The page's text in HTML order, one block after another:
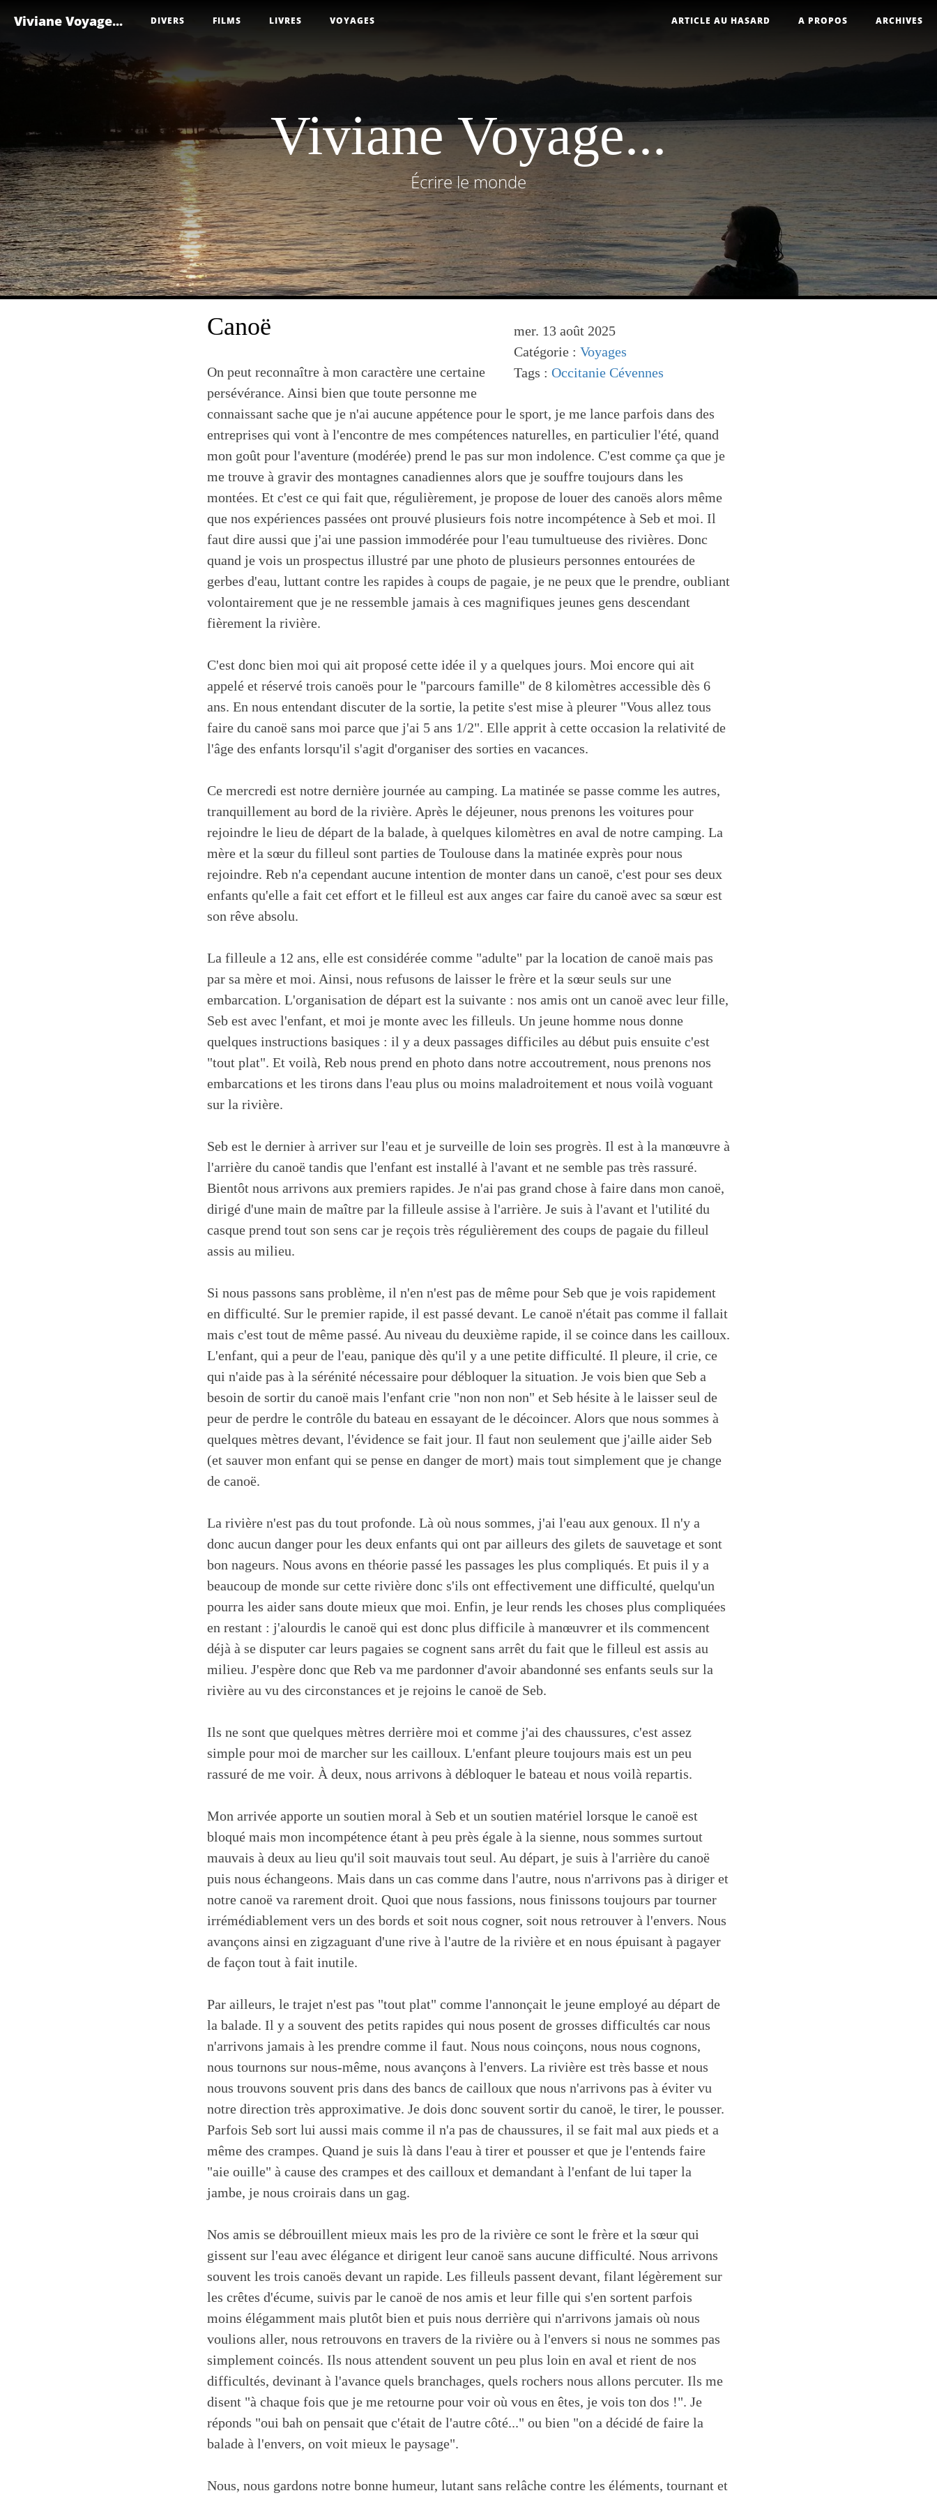
Viviane Voyage... DIVERS FILMS LIVRES VOYAGES ARTICLE AU HASARD A PROPOS ARCHIVES
Viviane Voyage...
Écrire le monde
mer. 13 août 2025
Catégorie : Voyages
Tags : Occitanie Cévennes
Canoë
On peut reconnaître à mon caractère une certaine
persévérance. Ainsi bien que toute personne me
connaissant sache que je n'ai aucune appétence pour le sport, je me lance parfois dans des
entreprises qui vont à l'encontre de mes compétences naturelles, en particulier l'été, quand
mon goût pour l'aventure (modérée) prend le pas sur mon indolence. C'est comme ça que je
me trouve à gravir des montagnes canadiennes alors que je souffre toujours dans les
montées. Et c'est ce qui fait que, régulièrement, je propose de louer des canoës alors même
que nos expériences passées ont prouvé plusieurs fois notre incompétence à Seb et moi. Il
faut dire aussi que j'ai une passion immodérée pour l'eau tumultueuse des rivières. Donc
quand je vois un prospectus illustré par une photo de plusieurs personnes entourées de
gerbes d'eau, luttant contre les rapides à coups de pagaie, je ne peux que le prendre, oubliant
volontairement que je ne ressemble jamais à ces magnifiques jeunes gens descendant
fièrement la rivière.
C'est donc bien moi qui ait proposé cette idée il y a quelques jours. Moi encore qui ait
appelé et réservé trois canoës pour le "parcours famille" de 8 kilomètres accessible dès 6
ans. En nous entendant discuter de la sortie, la petite s'est mise à pleurer "Vous allez tous
faire du canoë sans moi parce que j'ai 5 ans 1/2". Elle apprit à cette occasion la relativité de
l'âge des enfants lorsqu'il s'agit d'organiser des sorties en vacances.
Ce mercredi est notre dernière journée au camping. La matinée se passe comme les autres,
tranquillement au bord de la rivière. Après le déjeuner, nous prenons les voitures pour
rejoindre le lieu de départ de la balade, à quelques kilomètres en aval de notre camping. La
mère et la sœur du filleul sont parties de Toulouse dans la matinée exprès pour nous
rejoindre. Reb n'a cependant aucune intention de monter dans un canoë, c'est pour ses deux
enfants qu'elle a fait cet effort et le filleul est aux anges car faire du canoë avec sa sœur est
son rêve absolu.
La filleule a 12 ans, elle est considérée comme "adulte" par la location de canoë mais pas
par sa mère et moi. Ainsi, nous refusons de laisser le frère et la sœur seuls sur une
embarcation. L'organisation de départ est la suivante : nos amis ont un canoë avec leur fille,
Seb est avec l'enfant, et moi je monte avec les filleuls. Un jeune homme nous donne
quelques instructions basiques : il y a deux passages difficiles au début puis ensuite c'est
"tout plat". Et voilà, Reb nous prend en photo dans notre accoutrement, nous prenons nos
embarcations et les tirons dans l'eau plus ou moins maladroitement et nous voilà voguant
sur la rivière.
Seb est le dernier à arriver sur l'eau et je surveille de loin ses progrès. Il est à la manœuvre à
l'arrière du canoë tandis que l'enfant est installé à l'avant et ne semble pas très rassuré.
Bientôt nous arrivons aux premiers rapides. Je n'ai pas grand chose à faire dans mon canoë,
dirigé d'une main de maître par la filleule assise à l'arrière. Je suis à l'avant et l'utilité du
casque prend tout son sens car je reçois très régulièrement des coups de pagaie du filleul
assis au milieu.
Si nous passons sans problème, il n'en n'est pas de même pour Seb que je vois rapidement
en difficulté. Sur le premier rapide, il est passé devant. Le canoë n'était pas comme il fallait
mais c'est tout de même passé. Au niveau du deuxième rapide, il se coince dans les cailloux.
L'enfant, qui a peur de l'eau, panique dès qu'il y a une petite difficulté. Il pleure, il crie, ce
qui n'aide pas à la sérénité nécessaire pour débloquer la situation. Je vois bien que Seb a
besoin de sortir du canoë mais l'enfant crie "non non non" et Seb hésite à le laisser seul de
peur de perdre le contrôle du bateau en essayant de le décoincer. Alors que nous sommes à
quelques mètres devant, l'évidence se fait jour. Il faut non seulement que j'aille aider Seb
(et sauver mon enfant qui se pense en danger de mort) mais tout simplement que je change
de canoë.
La rivière n'est pas du tout profonde. Là où nous sommes, j'ai l'eau aux genoux. Il n'y a
donc aucun danger pour les deux enfants qui ont par ailleurs des gilets de sauvetage et sont
bon nageurs. Nous avons en théorie passé les passages les plus compliqués. Et puis il y a
beaucoup de monde sur cette rivière donc s'ils ont effectivement une difficulté, quelqu'un
pourra les aider sans doute mieux que moi. Enfin, je leur rends les choses plus compliquées
en restant : j'alourdis le canoë qui est donc plus difficile à manœuvrer et ils commencent
déjà à se disputer car leurs pagaies se cognent sans arrêt du fait que le filleul est assis au
milieu. J'espère donc que Reb va me pardonner d'avoir abandonné ses enfants seuls sur la
rivière au vu des circonstances et je rejoins le canoë de Seb.
Ils ne sont que quelques mètres derrière moi et comme j'ai des chaussures, c'est assez
simple pour moi de marcher sur les cailloux. L'enfant pleure toujours mais est un peu
rassuré de me voir. À deux, nous arrivons à débloquer le bateau et nous voilà repartis.
Mon arrivée apporte un soutien moral à Seb et un soutien matériel lorsque le canoë est
bloqué mais mon incompétence étant à peu près égale à la sienne, nous sommes surtout
mauvais à deux au lieu qu'il soit mauvais tout seul. Au départ, je suis à l'arrière du canoë
puis nous échangeons. Mais dans un cas comme dans l'autre, nous n'arrivons pas à diriger et
notre canoë va rarement droit. Quoi que nous fassions, nous finissons toujours par tourner
irrémédiablement vers un des bords et soit nous cogner, soit nous retrouver à l'envers. Nous
avançons ainsi en zigzaguant d'une rive à l'autre de la rivière et en nous épuisant à pagayer
de façon tout à fait inutile.
Par ailleurs, le trajet n'est pas "tout plat" comme l'annonçait le jeune employé au départ de
la balade. Il y a souvent des petits rapides qui nous posent de grosses difficultés car nous
n'arrivons jamais à les prendre comme il faut. Nous nous coinçons, nous nous cognons,
nous tournons sur nous-même, nous avançons à l'envers. La rivière est très basse et nous
nous trouvons souvent pris dans des bancs de cailloux que nous n'arrivons pas à éviter vu
notre direction très approximative. Je dois donc souvent sortir du canoë, le tirer, le pousser.
Parfois Seb sort lui aussi mais comme il n'a pas de chaussures, il se fait mal aux pieds et a
même des crampes. Quand je suis là dans l'eau à tirer et pousser et que je l'entends faire
"aie ouille" à cause des crampes et des cailloux et demandant à l'enfant de lui taper la
jambe, je nous croirais dans un gag.
Nos amis se débrouillent mieux mais les pro de la rivière ce sont le frère et la sœur qui
gissent sur l'eau avec élégance et dirigent leur canoë sans aucune difficulté. Nous arrivons
souvent les trois canoës devant un rapide. Les filleuls passent devant, filant légèrement sur
les crêtes d'écume, suivis par le canoë de nos amis et leur fille qui s'en sortent parfois
moins élégamment mais plutôt bien et puis nous derrière qui n'arrivons jamais où nous
voulions aller, nous retrouvons en travers de la rivière ou à l'envers si nous ne sommes pas
simplement coincés. Ils nous attendent souvent un peu plus loin en aval et rient de nos
difficultés, devinant à l'avance quels branchages, quels rochers nous allons percuter. Ils me
disent "à chaque fois que je me retourne pour voir où vous en êtes, je vois ton dos !". Je
réponds "oui bah on pensait que c'était de l'autre côté..." ou bien "on a décidé de faire la
balade à l'envers, on voit mieux le paysage".
Nous, nous gardons notre bonne humeur, lutant sans relâche contre les éléments, tournant et